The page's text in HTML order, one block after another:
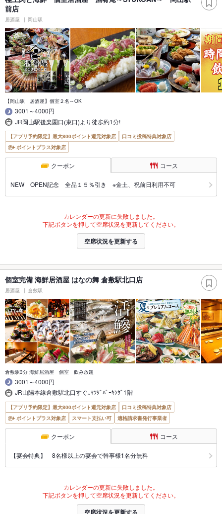
前店
居酒屋 岡山駅
【岡山駅 居酒屋】個室２名～OK
3001～4000円
JR岡山駅後楽園口(東口)より徒歩約1分!
【アプリ予約限定】最大800ポイント還元対象店
口コミ投稿特典対象店
ポイントプラス対象店
クーポン コース
NEW OPEN記念 全品１５％引き ※金土、祝前日利用不可
カレンダーの更新に失敗しました。
下記ボタンを押して空席状況を更新してください。
空席状況を更新する
個室完備 海鮮居酒屋 はなの舞 倉敷駅北口店
居酒屋 倉敷駅
倉敷駅3分 海鮮居酒屋 個室 飲み放題
3001～4000円
JR山陽本線倉敷駅北口すぐ｡ﾏﾂﾀﾞﾊﾟｰｷﾝｸﾞ1階
【アプリ予約限定】最大800ポイント還元対象店
口コミ投稿特典対象店
ポイントプラス対象店
スマート支払い可 適格請求書発行事業者
クーポン コース
【宴会特典】 8名様以上の宴会で幹事様1名分無料
カレンダーの更新に失敗しました。
下記ボタンを押して空席状況を更新してください。
空席状況を更新する